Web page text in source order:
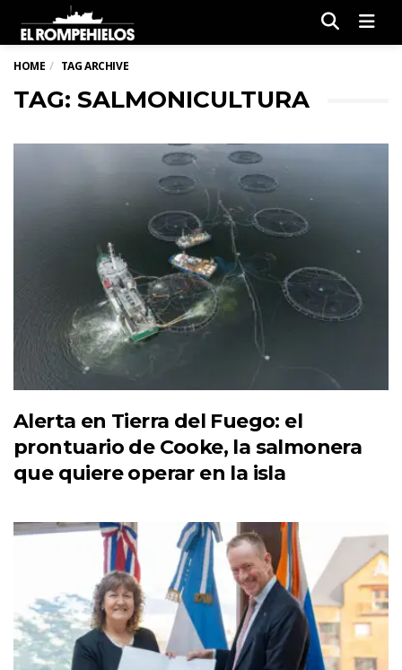
HOME TAG ARCHIVE
TAG: SALMONICULTURA
Alerta en Tierra del Fuego: el
prontuario de Cooke, la salmonera
que quiere operar en la isla